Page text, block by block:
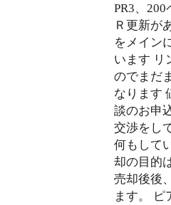
PR3、
Ｒ更新が
をメイン
います リ
のでまだ
なります
談のお申
交渉をし
何もして
却の目的
売却後後
ます。 ピ